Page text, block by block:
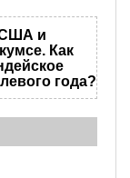
США и
Как
года?